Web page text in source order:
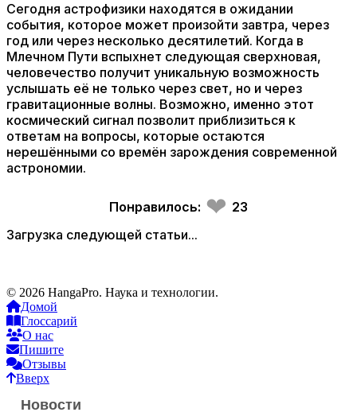
Сегодня астрофизики находятся в ожидании
события, которое может произойти завтра, через
год или через несколько десятилетий. Когда в
Млечном Пути вспыхнет следующая сверхновая,
человечество получит уникальную возможность
услышать её не только через свет, но и через
гравитационные волны. Возможно, именно этот
космический сигнал позволит приблизиться к
ответам на вопросы, которые остаются
нерешёнными со времён зарождения современной
астрономии.
Понравилось: ❤ 23
Загрузка следующей статьи...
© 2026 HangaPro. Наука и технологии.
Домой
Глоссарий
О нас
Пишите
Отзывы
Вверх
Новости